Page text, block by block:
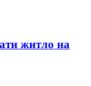
житло на